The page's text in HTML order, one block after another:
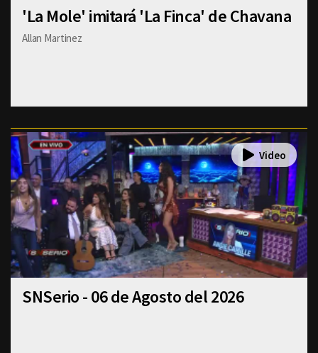
'La Mole' imitará 'La Finca' de Chavana
Allan Martinez
SNSerio - 06 de Agosto del 2026